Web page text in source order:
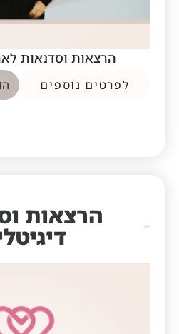
הרצאות וסדנאות
לפרטים נוספים
הרצאות